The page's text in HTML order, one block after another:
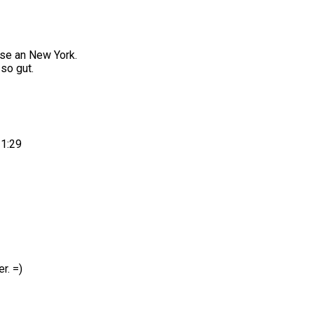
an New York.
gut.
=)